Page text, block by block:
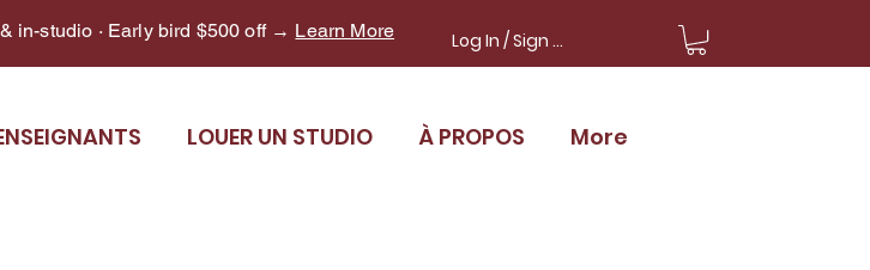
in-studio · Early bird $500 off → Learn More Log In / Sign Up
LOUER UN STUDIO À PROPOS More